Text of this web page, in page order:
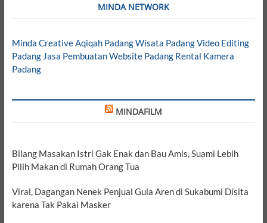
MINDA NETWORK
Minda CreativeAqiqah PadangWisata PadangVideo Editing
Padang Jasa Pembuatan Website Padang Rental Kamera
Padang
MINDAFILM
Bilang Masakan Istri Gak Enak dan Bau Amis, Suami Lebih
Pilih Makan di Rumah Orang Tua
Viral, Dagangan Nenek Penjual Gula Aren di Sukabumi Disita
karena Tak Pakai Masker